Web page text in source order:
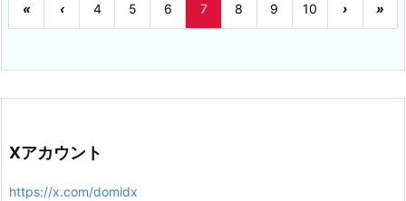
« ‹ 4 5 6 7 8 9 10 › »
Xアカウント
https://x.com/domidx